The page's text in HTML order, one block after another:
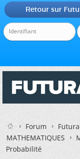
Retour sur
Forum
MATHEMATIQUES
Probabilité